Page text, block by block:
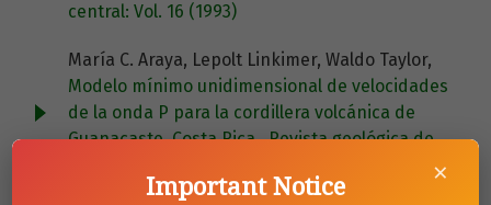
central: Vol. 16 (1993)
María C. Araya, Lepolt Linkimer, Waldo Taylor,
Modelo mínimo unidimensional de velocidades
de la onda P para la cordillera volcánica de
Guanacaste, Costa Rica,Revista geológica de
×
Important Notice